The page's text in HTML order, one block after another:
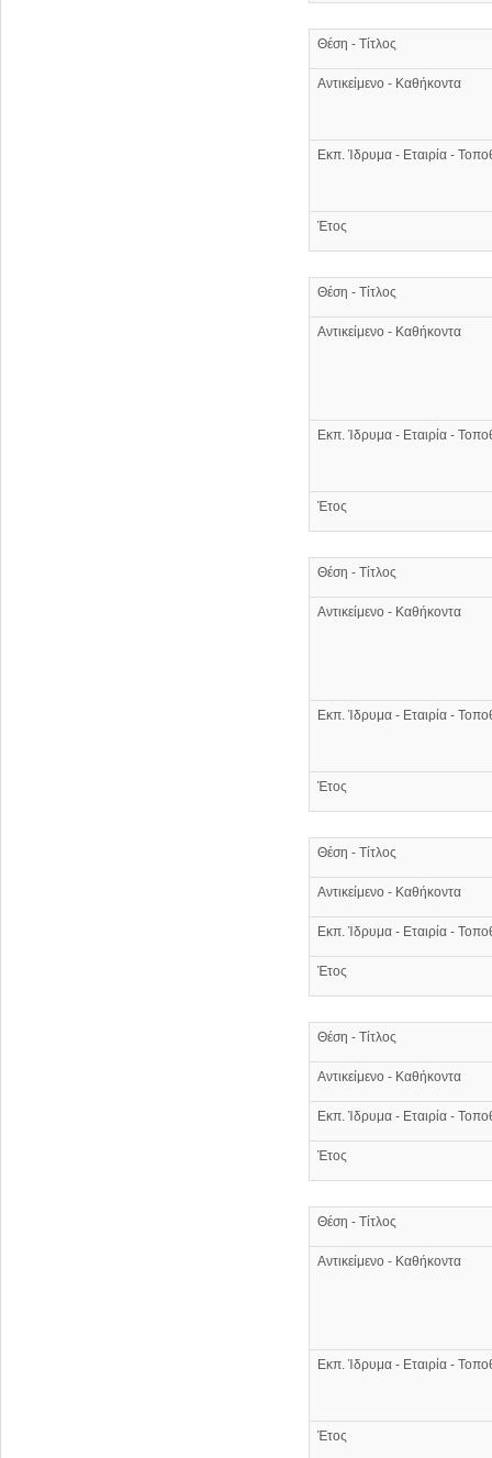
Θέση - Τίτλος
Αντικείμενο - Καθήκοντα
Εκπ. Ίδρυμα - Εταιρία -
Έτος
Θέση - Τίτλος
Αντικείμενο - Καθήκοντα
Εκπ. Ίδρυμα - Εταιρία -
Έτος
Θέση - Τίτλος
Αντικείμενο - Καθήκοντα
Εκπ. Ίδρυμα - Εταιρία -
Έτος
Θέση - Τίτλος
Αντικείμενο - Καθήκοντα
Εκπ. Ίδρυμα - Εταιρία -
Έτος
Θέση - Τίτλος
Αντικείμενο - Καθήκοντα
Εκπ. Ίδρυμα - Εταιρία -
Έτος
Θέση - Τίτλος
Αντικείμενο - Καθήκοντα
Εκπ. Ίδρυμα - Εταιρία -
Έτος